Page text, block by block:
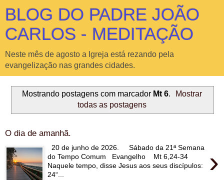
BLOG DO PADRE JOÃO
CARLOS - MEDITAÇÃO
Neste mês de agosto a Igreja está rezando pela
evangelização nas grandes cidades.
Mostrando postagens com marcador Mt 6.
Mostrar
todas as postagens
O dia de amanhã.
›
20 de junho de 2026. Sábado da 21ª Semana
do Tempo Comum Evangelho Mt 6,24-34
Naquele tempo, disse Jesus aos seus discípulos:
24“...